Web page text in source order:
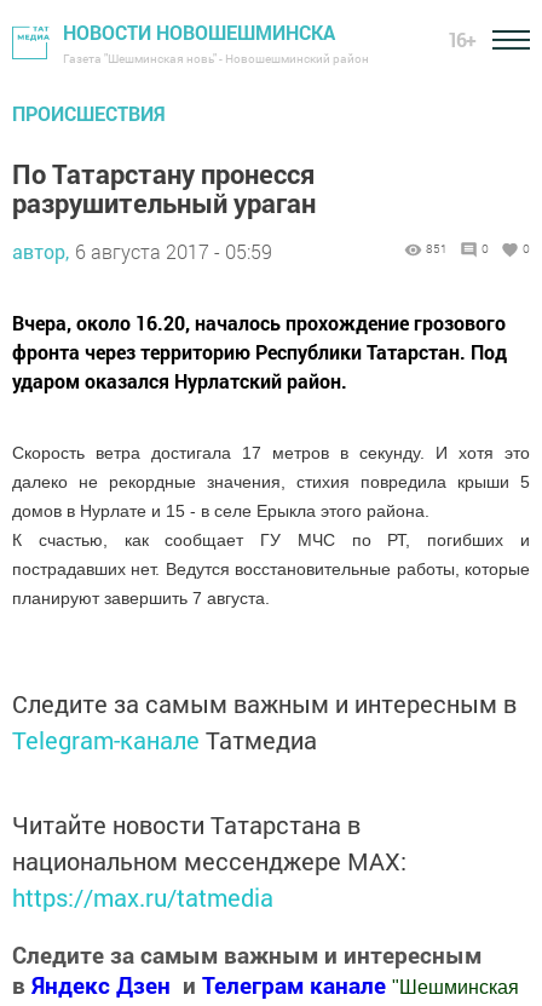
НОВОСТИ НОВОШЕШМИНСКА
Газета "Шешминская новь" - Новошешминский район
16+
ПРОИСШЕСТВИЯ
По Татарстану пронесся
разрушительный ураган
автор, 6 августа 2017 - 05:59 851 0 0
Вчера, около 16.20, началось прохождение грозового
фронта через территорию Республики Татарстан. Под
ударом оказался Нурлатский район.
Скорость ветра достигала 17 метров в секунду. И хотя это
далеко не рекордные значения, стихия повредила крыши 5
домов в Нурлате и 15 - в селе Ерыкла этого района.
К счастью, как сообщает ГУ МЧС по РТ, погибших и
пострадавших нет. Ведутся восстановительные работы, которые
планируют завершить 7 августа.
Следите за самым важным и интересным в
Telegram-канале Татмедиа
Читайте новости Татарстана в
национальном мессенджере MАХ:
https://max.ru/tatmedia
Следите за самым важным и интересным
в Яндекс Дзен и Телеграм канале " Шешминская